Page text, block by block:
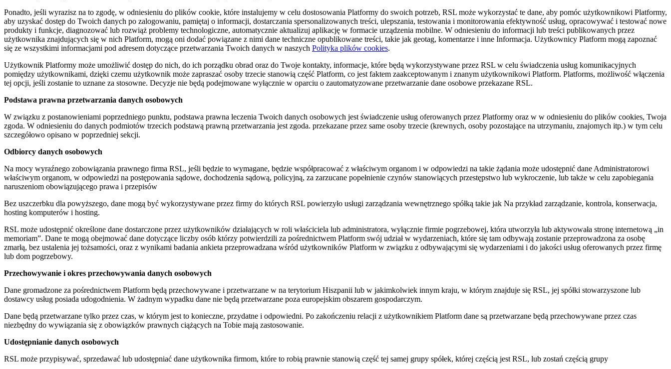
Ponadto, jeśli wyrazisz na to zgodę, w odniesieniu do plików cookie, które instalujemy w celu dostosowania Platformy do swoich potrzeb, RSL może wykorzystać te dane, aby pomóc użytkownikowi Platformy,
aby uzyskać dostęp do Twoich danych po zalogowaniu, pamiętaj o informacji, dostarczania spersonalizowanych treści, ulepszania, testowania i monitorowania efektywność usług, opracowywać i testować nowe
produkty i funkcje, diagnozować lub rozwiąż problemy technologiczne, automatycznie aktualizuj aplikację w formacie urządzenia mobilne. W odniesieniu do informacji lub treści publikowanych przez
użytkownika znajdujących się w nich Platform, mogą oni dodać powiązane z nimi dane techniczne opublikowane treści, takie jak geotag, komentarze i inne Informacja. Użytkownicy Platform mogą zapoznać
się ze wszystkimi informacjami pod adresem dotyczące przetwarzania Twoich danych w naszych Polityka plików cookies.
Użytkownik Platformy może umożliwić dostęp do nich, do ich porządku obrad oraz do Twoje kontakty, informacje, które będą wykorzystywane przez RSL w celu świadczenia usług komunikacyjnych
pomiędzy użytkownikami, dzięki czemu użytkownik może zapraszać osoby trzecie stanowią część Platform, co jest faktem zaakceptowanym i znanym użytkownikowi Platform. Platforms, możliwość włączenia
tej opcji, jeśli zostanie to uznane za stosowne. Decyzje nie będą podejmowane wyłącznie w oparciu o zautomatyzowane przetwarzanie dane osobowe przekazane RSL.
Podstawa prawna przetwarzania danych osobowych
W związku z postanowieniami poprzedniego punktu, podstawa prawna leczenia Twoich danych osobowych jest świadczenie usług oferowanych przez Platformy oraz w w odniesieniu do plików cookies, Twoja
zgoda. W odniesieniu do danych podmiotów trzecich podstawą prawną przetwarzania jest zgoda. przekazane przez same osoby trzecie (krewnych, osoby pozostające na utrzymaniu, znajomych itp.) w tym celu
szczegółowo opisano w poprzedniej sekcji.
Odbiorcy danych osobowych
Na mocy wyraźnego zobowiązania prawnego firma RSL, jeśli będzie to wymagane, będzie współpracować z właściwym organom i w odpowiedzi na takie żądania może udostępnić dane Administratorowi
właściwym organom, w odpowiedzi na postępowania sądowe, dochodzenia sądową, policyjną, za zarzucane popełnienie czynów stanowiących przestępstwo lub wykroczenie, lub także w celu zapobiegania
naruszeniom obowiązującego prawa i przepisów
Bez uszczerbku dla powyższego, dane mogą być wykorzystywane przez firmy do których RSL powierzyło usługi zarządzania wewnętrznego spółką takie jak Na przykład zarządzanie, kontrola, konserwacja,
hosting komputerów i hosting.
RSL może udostępnić określone dane dostarczone przez użytkowników działających w roli właściciela lub administratora, wyłącznie firmie pogrzebowej, która utworzyła lub aktywowała stronę internetową „in
memoriam”. Dane te mogą obejmować dane dotyczące liczby osób którzy potwierdzili za pośrednictwem Platform swój udział w wydarzeniach, które się tam odbywają zostanie przeprowadzona za osobę
zmarłą, bez ustalenia jej tożsamości, oraz z wynikami badania ankieta przeprowadzana wśród użytkowników Platform w związku z odbywającymi się wydarzeniami i do jakości usług oferowanych przez firmę
lub dom pogrzebowy.
Przechowywanie i okres przechowywania danych osobowych
Dane gromadzone za pośrednictwem Platform będą przechowywane i przetwarzane w na terytorium Hiszpanii lub w jakimkolwiek innym kraju, w którym znajduje się RSL, jej spółki stowarzyszone lub
dostawcy usług posiada udogodnienia. W żadnym wypadku dane nie będą przetwarzane poza europejskim obszarem gospodarczym.
Dane będą przetwarzane tylko przez czas, w którym jest to konieczne, przydatne i odpowiedni. Po zakończeniu relacji z użytkownikiem Platform dane są przetwarzane będą przechowywane przez czas
niezbędny do wywiązania się z obowiązków prawnych ciążących na Tobie mają zastosowanie.
Udostępnianie danych osobowych
RSL może przypisywać, sprzedawać lub udostępniać dane użytkownika firmom, które to robią prawnie stanowią część tej samej grupy spółek, której częścią jest RSL, lub zostań częścią grupy